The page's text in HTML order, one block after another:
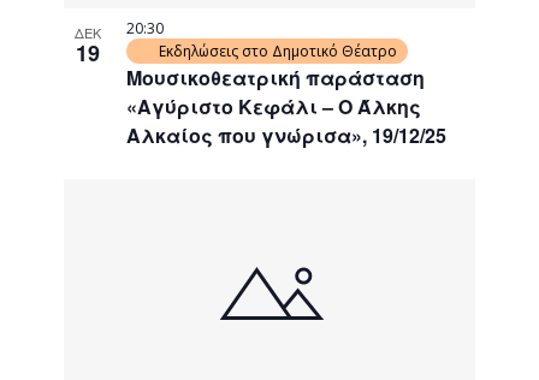
ΔΕΚ
19
Μουσικοθεατρική παράσταση
«Αγύριστο Κεφάλι – Ο Άλκης
Αλκαίος που γνώρισα», 19/12/25
20:30
Εκδηλώσεις στο Δημοτικό Θέατρο